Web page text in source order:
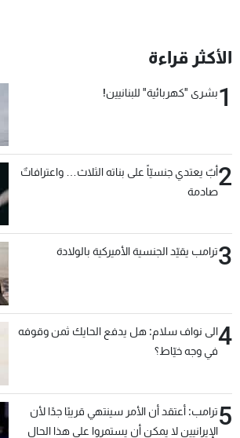
الأكثر قراءة
1بشرى "كهربائية" للبنانيين!
2أبٌ يعتدي جنسيّاً على بناته الثلاث… واعترافاتٌ
صادمة
3ترامب يقيّد الجنسية الأميركية بالولادة
4الى نواف سلام: هل يدفع الحايك ثمن وقوفه
في وجه خيّاط؟
5ترامب: أعتقد أن الأمر سينتهي قريبًا جدًا لأن
الإيرانيين لا يمكن أن يستمروا على هذا الحال
شاهد البرامج
الترددات
لاعلاناتكم
شروط الإسـتخدام
سياسة الخصوصية